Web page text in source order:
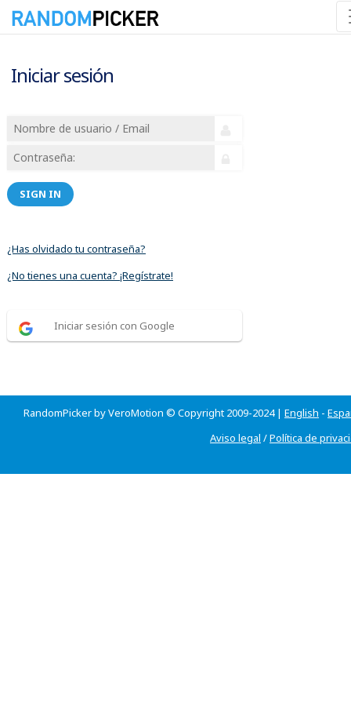
Iniciar sesión
SIGN IN
¿Has olvidado tu contraseña?
¿No tienes una cuenta? ¡Regístrate!
Iniciar sesión con Google
RandomPicker by VeroMotion © Copyright 2009-2024 | English -
Aviso legal /Política de